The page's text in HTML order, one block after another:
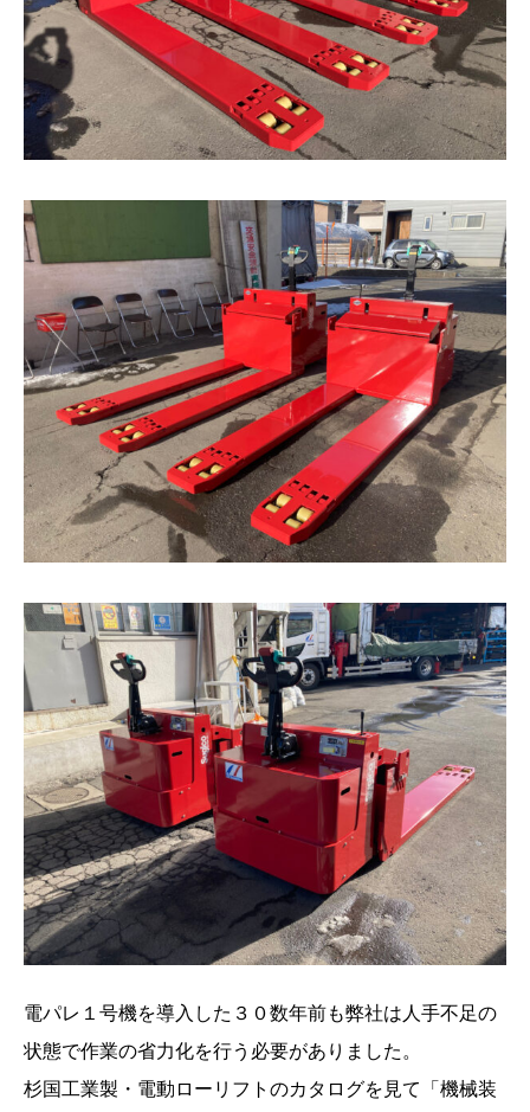
電パレ１号機を導入した３０数年前も弊社は人手不足の
状態で作業の省力化を行う必要がありました。
杉国工業製・電動ローリフトのカタログを見て「機械装